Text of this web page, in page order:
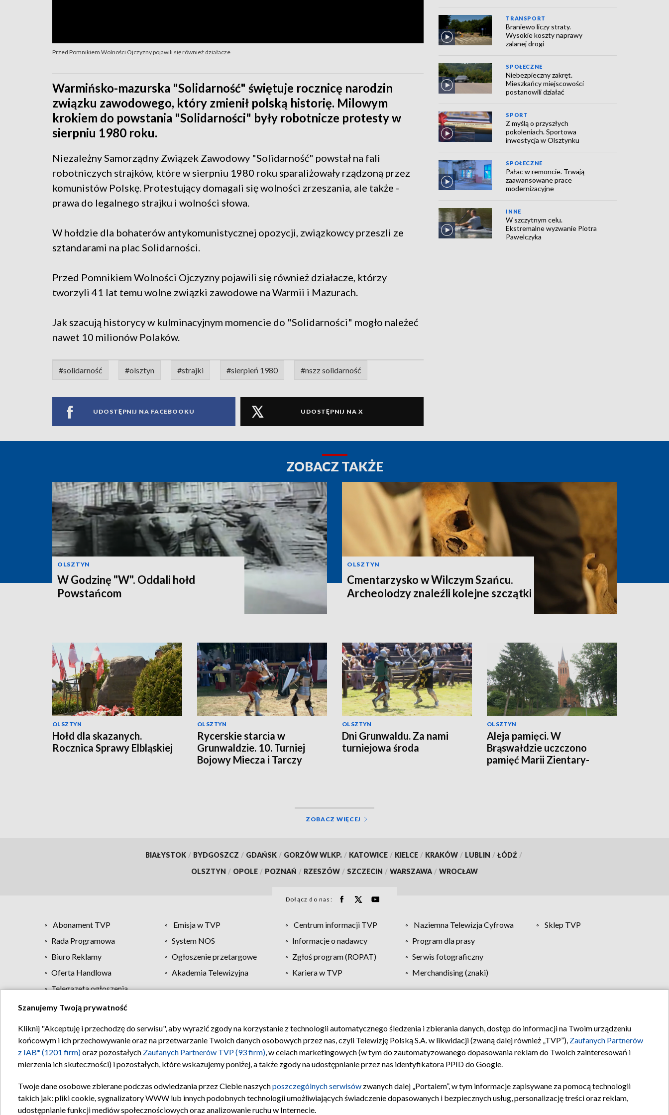
Przed Pomnikiem Wolności Ojczyzny pojawili się również działacze
Warmińsko-mazurska "Solidarność" świętuje rocznicę narodzin
związku zawodowego, który zmienił polską historię. Milowym
krokiem do powstania "Solidarności" były robotnicze protesty w
sierpniu 1980 roku.
Niezależny Samorządny Związek Zawodowy "Solidarność" powstał na fali
robotniczych strajków, które w sierpniu 1980 roku sparaliżowały rządzoną przez
komunistów Polskę. Protestujący domagali się wolności zrzeszania, ale także -
prawa do legalnego strajku i wolności słowa.
W hołdzie dla bohaterów antykomunistycznej opozycji, związkowcy przeszli ze
sztandarami na plac Solidarności.
Przed Pomnikiem Wolności Ojczyzny pojawili się również działacze, którzy
tworzyli 41 lat temu wolne związki zawodowe na Warmii i Mazurach.
Jak szacują historycy w kulminacyjnym momencie do "Solidarności" mogło należeć
nawet 10 milionów Polaków.
#solidarność #olsztyn #strajki #sierpień 1980 #nszz solidarność
UDOSTĘPNIJ NA FACEBOOKU UDOSTĘPNIJ NA X
TRANSPORT
Braniewo liczy straty.
Wysokie koszty naprawy
zalanej drogi
SPOŁECZNE
Niebezpieczny zakręt.
Mieszkańcy miejscowości
postanowili działać
SPORT
Z myślą o przyszłych
pokoleniach. Sportowa
inwestycja w Olsztynku
SPOŁECZNE
Pałac w remoncie. Trwają
zaawansowane prace
modernizacyjne
INNE
W szczytnym celu.
Ekstremalne wyzwanie Piotra
Pawelczyka
ZOBACZ TAKŻE
OLSZTYN
W Godzinę "W". Oddali hołd
Powstańcom
OLSZTYN
Cmentarzysko w Wilczym Szańcu.
Archeolodzy znaleźli kolejne szczątki
OLSZTYN
Hołd dla skazanych.
Rocznica Sprawy Elbląskiej
OLSZTYN
Rycerskie starcia w
Grunwaldzie. 10. Turniej
Bojowy Miecza i Tarczy
OLSZTYN
Dni Grunwaldu. Za nami
turniejowa środa
OLSZTYN
Aleja pamięci. W
Brąswałdzie uczczono
pamięć Marii Zientary-
ZOBACZ WIĘCEJ
BIAŁYSTOK / BYDGOSZCZ / GDAŃSK / GORZÓW WLKP. / KATOWICE / KIELCE / KRAKÓW / LUBLIN / ŁÓDŹ /
OLSZTYN / OPOLE / POZNAŃ / RZESZÓW / SZCZECIN / WARSZAWA / WROCŁAW
Dołącz do nas:
Abonament TVP Emisja w TVP Centrum informacji TVP Naziemna Telewizja Cyfrowa
Sklep TVP
Rada Programowa
System NOS Informacje o nadawcy
Program dla prasy
Biuro Reklamy
Ogłoszenie przetargowe Zgłoś program (ROPAT)
Serwis fotograficzny
Oferta Handlowa
Akademia Telewizyjna Kariera w TVP
Merchandising (znaki)
Telegazeta ogłoszenia
Regulamin TVP Polityka prywatności Moje zgody Pomoc Biuro reklamy Kontakt
Szanujemy Twoją prywatność
Kliknij "Akceptuję i przechodzę do serwisu", aby wyrazić zgody na korzystanie z technologii automatycznego śledzenia i zbierania danych, dostęp do informacji na Twoim urządzeniu
końcowym i ich przechowywanie oraz na przetwarzanie Twoich danych osobowych przez nas, czyli Telewizję Polską S.A. w likwidacji (zwaną dalej również „TVP”), Zaufanych Partnerów
z IAB* (1201 firm)oraz pozostałych Zaufanych Partnerów TVP (93 firm), w celach marketingowych (w tym do zautomatyzowanego dopasowania reklam do Twoich zainteresowań i
mierzenia ich skuteczności) i pozostałych, które wskazujemy poniżej, a także zgody na udostępnianie przez nas identyfikatora PPID do Google.
Twoje dane osobowe zbierane podczas odwiedzania przez Ciebie naszychposzczególnych serwisów zwanych dalej „Portalem”, w tym informacje zapisywane za pomocą technologii
takich jak: pliki cookie, sygnalizatory WWW lub innych podobnych technologii umożliwiających świadczenie dopasowanych i bezpiecznych usług, personalizację treści oraz reklam,
udostępnianie funkcji mediów społecznościowych oraz analizowanie ruchu w Internecie.